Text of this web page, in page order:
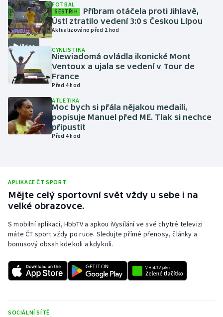
Lyže a snowboard
Moderní pětiboj
Motorsport
Olympijské hry
Parasport
Plavání
Ragby
Rychlobruslení
Rychlostní kanoistika
Short track
Sportovní střelba
Stolní tenis
Video
FOTBAL
SESTŘIH
Příbram otáčela proti Jihlavě,
Ústí ztratilo vedení 3:0 s Českou Lípou
Aktualizováno před 2 hod
CYKLISTIKA
Niewiadomá ovládla ikonické Mont
Ventoux a ujala se vedení v Tour de
France
Před 4 hod
ATLETIKA
Moc bych si přála nějakou medaili,
popisuje Manuel před ME. Tlak si nechce
připustit
Před 4 hod
APLIKACE ČT SPORT
Mějte celý sportovní svět vždy u sebe i na
velké obrazovce.
S mobilní aplikací, HbbTV a apkou iVysílání ve své chytré televizi
máte ČT sport vždy po ruce. Sledujte přímé přenosy, články a
bonusový obsah kdekoli a kdykoli.
SOCIÁLNÍ SÍTĚ